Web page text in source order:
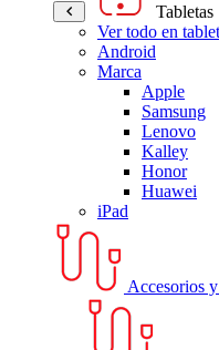
Tabletas
Ver todo en
Android
Marca
Apple
Samsung
Lenovo
Kalley
Honor
Huawei
iPad
Accesorios